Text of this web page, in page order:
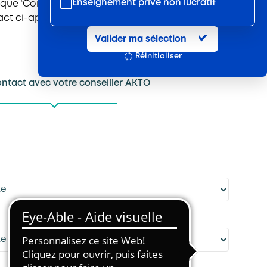
Enseignement privé non lucratif
Entretien et location textile
Hôtels, cafés, restaurants
Organismes de formation
Services d'eau et d'assainissement
Travail mécanique du bois
Valider ma sélection
Réinitialiser
‘Contacts‘ de Mon
ci-après.
avec votre conseiller AKTO